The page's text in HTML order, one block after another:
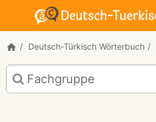
Deutsch-Türkisch Wörterbuch
Deutsch-
Türkisch
Übersetzung